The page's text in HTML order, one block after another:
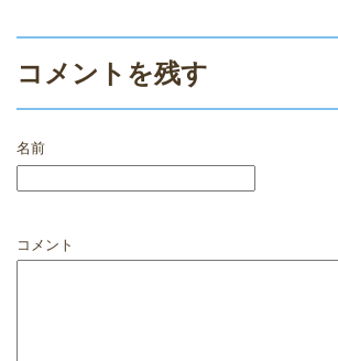
コメントを残す
名前
コメント